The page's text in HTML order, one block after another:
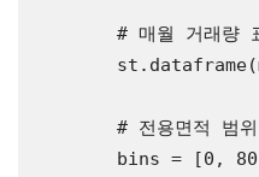
# 매월 거래량
# 전용면적 범
bins = [0,